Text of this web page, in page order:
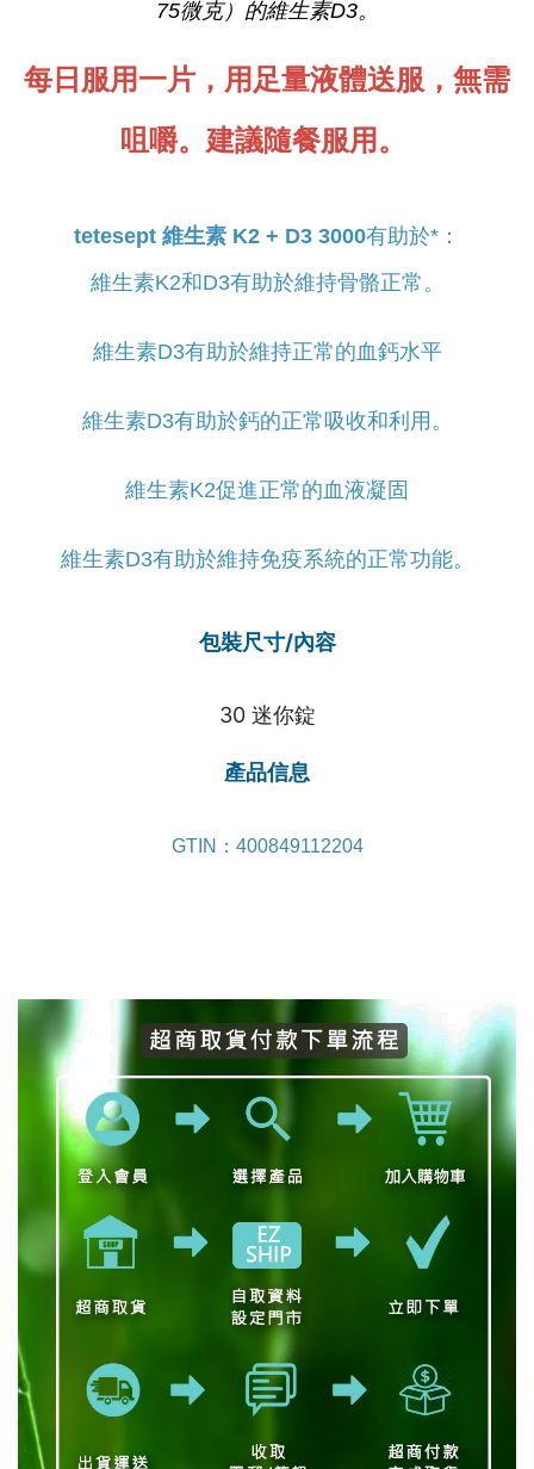
75微克）的維生素D3。
每日服用一片，用足量液體送服，無需
咀嚼。建議隨餐服用。
tetesept 維生素 K2 + D3 3000有助於*：
維生素K2和D3有助於維持骨骼正常。
維生素D3有助於維持正常的血鈣水平
維生素D3有助於鈣的正常吸收和利用。
維生素K2促進正常的血液凝固
維生素D3有助於維持免疫系統的正常功能。
包裝尺寸/內容
30 迷你錠
產品信息
GTIN：400849112204